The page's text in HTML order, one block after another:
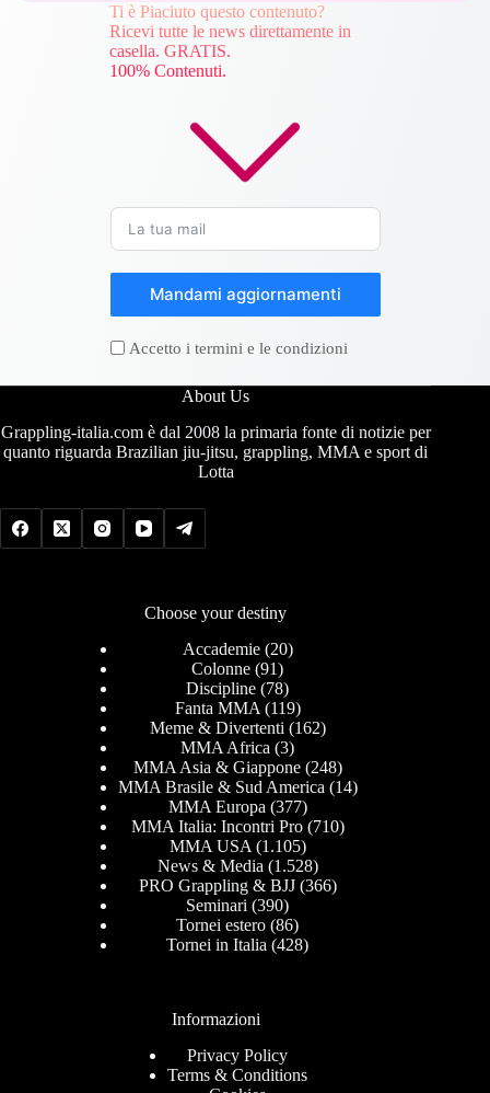
Ti è Piaciuto questo contenuto?
Ricevi tutte le news direttamente in
casella. GRATIS.
100% Contenuti.
Mandami aggiornamenti
Accetto i termini e le condizioni
About Us
Grappling-italia.com è dal 2008 la primaria fonte di notizie per
quanto riguarda Brazilian jiu-jitsu, grappling, MMA e sport di
Lotta
Choose your destiny
Accademie(20)
Colonne (91)
Discipline (78)
Fanta MMA (119)
Meme & Divertenti (162)
MMA Africa (3)
MMA Asia & Giappone(248)
MMA Brasile & Sud America (14)
MMA Europa (377)
MMA Italia: Incontri Pro(710)
MMA USA (1.105)
News & Media (1.528)
PRO Grappling & BJJ(366)
Seminari (390)
Tornei estero (86)
Tornei in Italia (428)
Informazioni
Privacy Policy
Terms & Conditions